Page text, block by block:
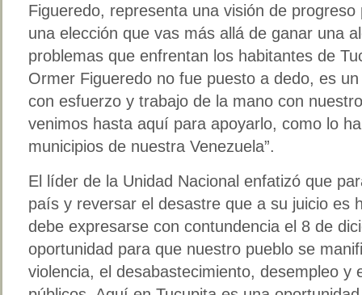
Figueredo, representa una visión de progreso
una elección que vas más allá de ganar una
problemas que enfrentan los habitantes de
Ormer Figueredo no fue puesto a dedo, es
con esfuerzo y trabajo de la mano con
venimos hasta aquí para apoyarlo, como lo
municipios de nuestra Venezuela”.
El líder de la Unidad Nacional enfatizó que
país y reversar el desastre que a su juicio es
debe expresarse con contundencia el 8 de
oportunidad para que nuestro pueblo se
violencia, el desabastecimiento, desempleo y